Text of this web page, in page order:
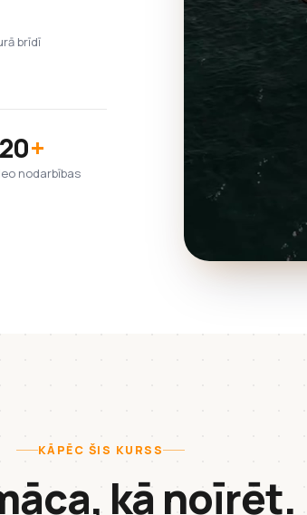
brīdī
+
nodarbības
KĀPĒC ŠIS KURSS
kā noīrēt.